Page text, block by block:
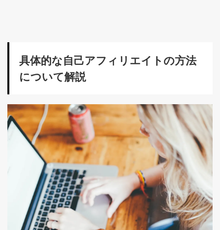
具体的な自己アフィリエイトの方法
について解説